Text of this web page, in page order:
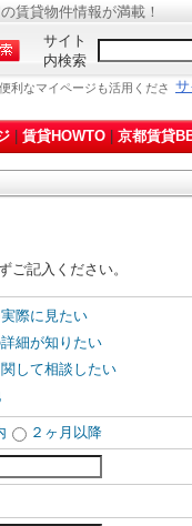
賃貸物件情報が満載！
サイト
内検索
利なマイページも活用くださ
賃貸HOWTO 京都賃貸
ご記入ください。
際に見たい
細が知りたい
して相談したい
２ヶ月以降